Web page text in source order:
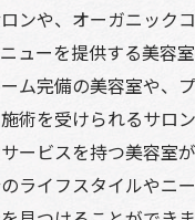
ンや、オーガニック
ューを提供する美容
ム完備の美容室や、
術を受けられるサロ
ービスを持つ美容室
ライフスタイルやニ